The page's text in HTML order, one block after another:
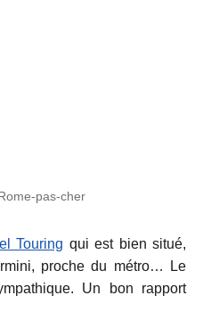
pas-cher
Touring qui est bien situé,
proche du métro… Le
Un bon rapport